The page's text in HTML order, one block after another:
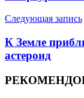
Следующая запись
К Земле
астероид